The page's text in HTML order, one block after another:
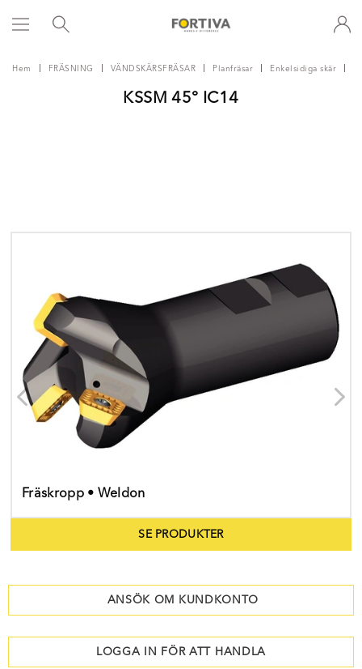
Hem FRÄSNING VÄNDSKÄRSFRÄSAR Planfräsar Enkelsidiga skär
KSSM 45° IC14
Fräskropp • Weldon
SE PRODUKTER
ANSÖK OM KUNDKONTO
LOGGA IN FÖR ATT HANDLA